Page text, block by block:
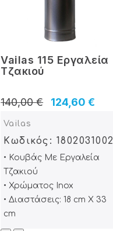
Vailas 115 Εργαλεία
Tζακιού
124,60 €
140,00 €
Vailas
Κωδικός: 1802031002
• Κουβάς Με Εργαλεία
Τζακιού
• Χρώματος Inox
• Διαστάσεις: 18 cm X 33
cm